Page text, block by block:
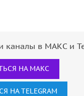
каналы в МАКС и
НА МАКС
НА TELEGRAM